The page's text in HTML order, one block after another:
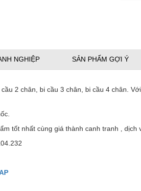
NGHIỆP SẢN PHẨM GỢI Ý
2 chân, bi cầu 3 chân, bi cầu 4 chân.
tốt nhất cùng giá thành canh tranh , dịch